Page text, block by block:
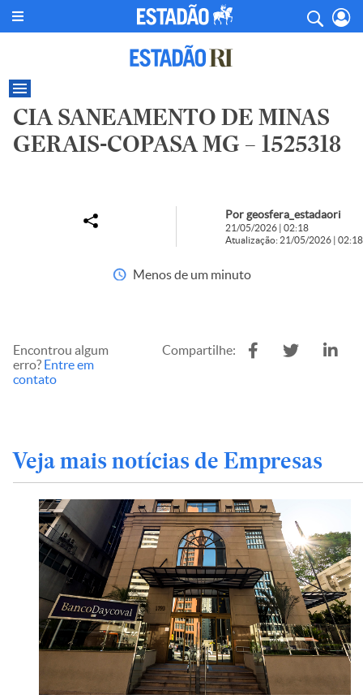
CIA SANEAMENTO DE MINAS
GERAIS-COPASA MG – 1525318
Por geosfera_estadaori
21/05/2026 | 02:18
Atualização: 21/05/2026 | 02:18
Menos de um minuto
Encontrou algum
erro? Entre em
contato
Compartilhe:
Veja mais notícias de Empresas